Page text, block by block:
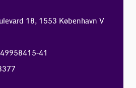
18, 1553 København V
41